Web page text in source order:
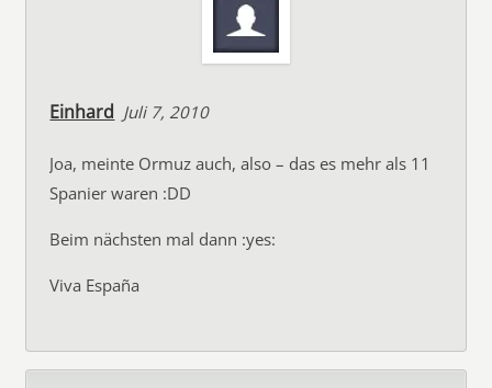
Einhard Juli 7, 2010
Joa, meinte Ormuz auch, also – das es mehr als 11
Spanier waren :DD
Beim nächsten mal dann :yes:
Viva España